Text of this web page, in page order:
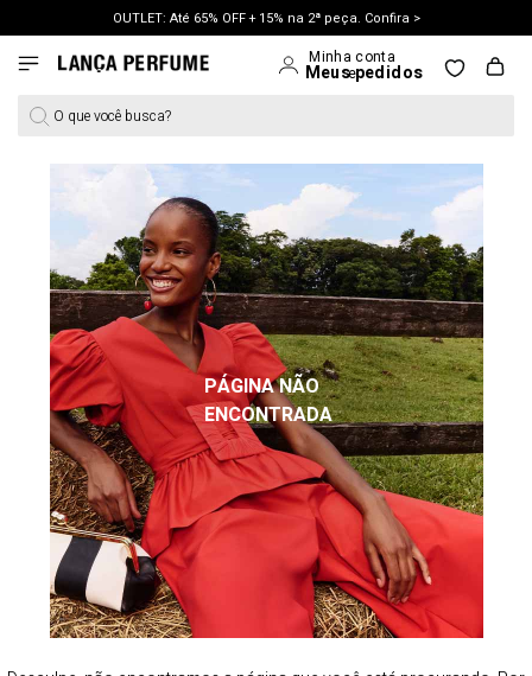
OUTLET: Até 65% OFF + 15% na 2ª peça. Confira >
O que você busca?
PÁGINA NÃO
ENCONTRADA